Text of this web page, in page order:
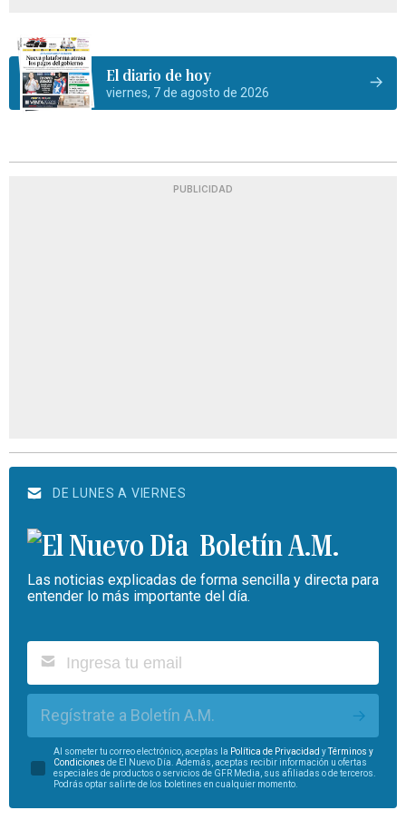
El diario de hoy
viernes, 7 de agosto de 2026
PUBLICIDAD
DE LUNES A VIERNES
Boletín A.M.
Las noticias explicadas de forma sencilla y directa para
entender lo más importante del día.
Regístrate a Boletín A.M.
Al someter tu correo electrónico, aceptas la Política de Privacidad y
Términos y
Condiciones de El Nuevo Día. Además, aceptas recibir información u ofertas
especiales de productos o servicios de GFR Media, sus afiliadas o de terceros.
Podrás optar salirte de los boletines en cualquier momento.